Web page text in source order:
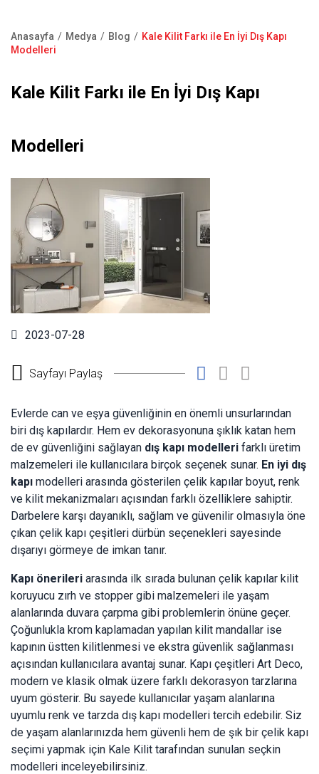
Kale Alarm
Garanti Kayıt Formu
Bize Ulaşın
Sayfa
Anasayfa Medya Blog
Kale Kilit Farkı ile En İyi Dış Kapı
Modelleri
Kale Kilit Farkı ile En İyi Dış Kapı
Modelleri
2023-07-28
Sayfayı Paylaş
Evlerde can ve eşya güvenliğinin en önemli unsurlarından
biri dış kapılardır. Hem ev dekorasyonuna şıklık katan hem
de ev güvenliğini sağlayan dış kapı modelleri farklı üretim
malzemeleri ile kullanıcılara birçok seçenek sunar. En iyi dış
kapı modelleri arasında gösterilen çelik kapılar boyut, renk
ve kilit mekanizmaları açısından farklı özelliklere sahiptir.
Darbelere karşı dayanıklı, sağlam ve güvenilir olmasıyla öne
çıkan çelik kapı çeşitleri dürbün seçenekleri sayesinde
dışarıyı görmeye de imkan tanır.
Kapı önerileri arasında ilk sırada bulunan çelik kapılar kilit
koruyucu zırh ve stopper gibi malzemeleri ile yaşam
alanlarında duvara çarpma gibi problemlerin önüne geçer.
Çoğunlukla krom kaplamadan yapılan kilit mandallar ise
kapının üstten kilitlenmesi ve ekstra güvenlik sağlanması
açısından kullanıcılara avantaj sunar. Kapı çeşitleri Art Deco,
modern ve klasik olmak üzere farklı dekorasyon tarzlarına
uyum gösterir. Bu sayede kullanıcılar yaşam alanlarına
uyumlu renk ve tarzda dış kapı modelleri tercih edebilir. Siz
de yaşam alanlarınızda hem güvenli hem de şık bir çelik kapı
seçimi yapmak için Kale Kilit tarafından sunulan seçkin
modelleri inceleyebilirsiniz.